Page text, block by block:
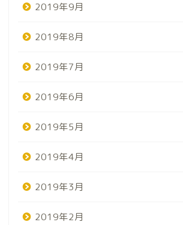
2019年9月
2019年8月
2019年7月
2019年6月
2019年5月
2019年4月
2019年3月
2019年2月